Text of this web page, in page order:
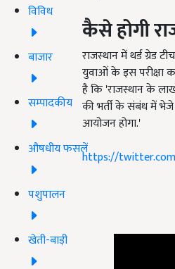
विविध
बाजार
सम्पादकीय
औषधीय फसलें
पशुपालन
खेती-बाड़ी
कैसे होगी
राजस्थान में थर्ड ग्रेड
युवाओं के इस परीक्षा
है कि 'राजस्थान के
की भर्ती के संबंध में भेजे
आयोजन होगा.'
https://twitter.com/